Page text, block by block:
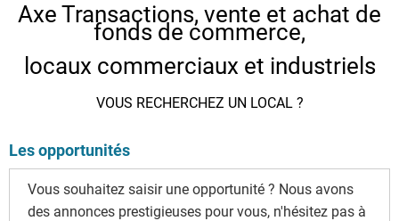
Axe Transactions, vente et achat de
fonds de commerce,
locaux commerciaux et industriels
VOUS RECHERCHEZ UN LOCAL ?
Les opportunités
Vous souhaitez saisir une opportunité ? Nous avons
des annonces prestigieuses pour vous, n'hésitez pas à